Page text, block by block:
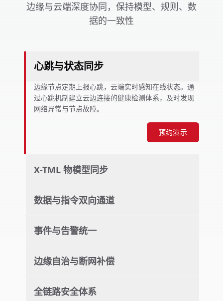
边缘与云端深度协同，保持模型、规则、数
据的一致性
心跳与状态同步
边缘节点定期上报心跳，云端实时感知在线状态。通
过心跳机制建立云边连接的健康检测体系，及时发现
网络异常与节点故障。
预约演示
X-TML 物模型同步
数据与指令双向通道
事件与告警统一
边缘自治与断网补偿
全链路安全体系